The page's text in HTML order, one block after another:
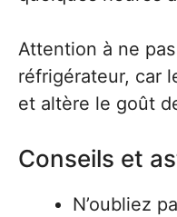
Attention à ne
réfrigérateur, car
et altère le goût
Conseils et
N’oubliez